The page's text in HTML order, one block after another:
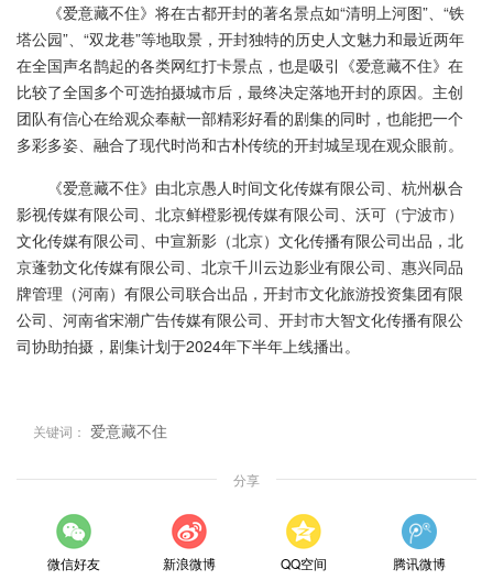
《爱意藏不住》将在古都开封的著名景点如“清明上河图”、“铁
塔公园”、“双龙巷”等地取景，开封独特的历史人文魅力和最近两年
在全国声名鹊起的各类网红打卡景点，也是吸引《爱意藏不住》在
比较了全国多个可选拍摄城市后，最终决定落地开封的原因。主创
团队有信心在给观众奉献一部精彩好看的剧集的同时，也能把一个
多彩多姿、融合了现代时尚和古朴传统的开封城呈现在观众眼前。
《爱意藏不住》由北京愚人时间文化传媒有限公司、杭州枞合
影视传媒有限公司、北京鲜橙影视传媒有限公司、沃可（宁波市）
文化传媒有限公司、中宣新影（北京）文化传播有限公司出品，北
京蓬勃文化传媒有限公司、北京千川云边影业有限公司、惠兴同品
牌管理（河南）有限公司联合出品，开封市文化旅游投资集团有限
公司、河南省宋潮广告传媒有限公司、开封市大智文化传播有限公
司协助拍摄，剧集计划于2024年下半年上线播出。
关键词： 爱意藏不住
分享
微信好友 新浪微博 QQ空间 腾讯微博